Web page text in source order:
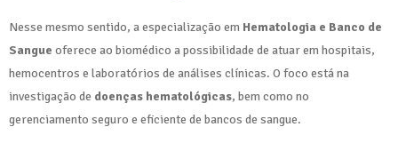
Nesse mesmo sentido, a especialização em Hematologia e Banco de
Sangue oferece ao biomédico a possibilidade de atuar em hospitais,
hemocentros e laboratórios de análises clínicas. O foco está na
investigação de doenças hematológicas, bem como no
gerenciamento seguro e eficiente de bancos de sangue.